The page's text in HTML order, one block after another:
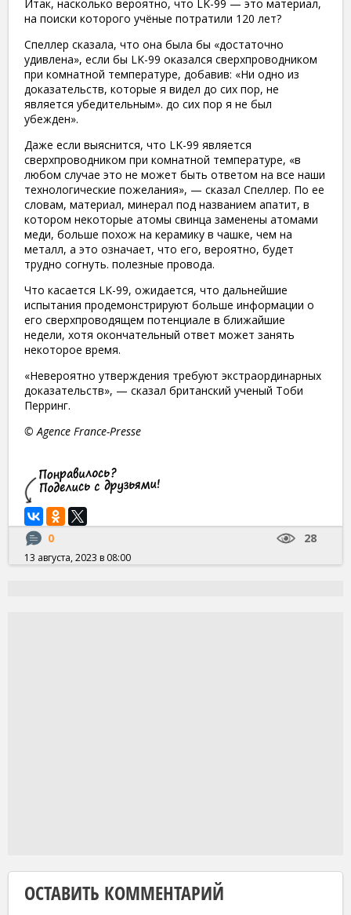
​Итак, насколько вероятно, что LK-99 — это материал,
на поиски которого учёные потратили 120 лет?
Спеллер сказала, что она была бы «достаточно
удивлена», если бы LK-99 оказался сверхпроводником
при комнатной температуре, добавив: «Ни одно из
доказательств, которые я видел до сих пор, не
является убедительным». до сих пор я не был
убежден».
​Даже если выяснится, что LK-99 является
сверхпроводником при комнатной температуре, «в
любом случае это не может быть ответом на все наши
технологические пожелания», — сказал Спеллер. По ее
словам, материал, минерал под названием апатит, в
котором некоторые атомы свинца заменены атомами
меди, больше похож на керамику в чашке, чем на
металл, а это означает, что его, вероятно, будет
трудно согнуть. полезные провода.
Что касается LK-99, ожидается, что дальнейшие
испытания продемонстрируют больше информации о
его сверхпроводящем потенциале в ближайшие
недели, хотя окончательный ответ может занять
некоторое время.
«Невероятно утверждения требуют экстраординарных
доказательств», — сказал британский ученый Тоби
Перринг.​
© Agence France-Presse
0 28
13 августа, 2023 в 08:00
ОСТАВИТЬ КОММЕНТАРИЙ